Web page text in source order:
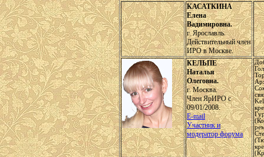
КАСАТКИНА
Елена
Вадимировна.
г. Ярославль.
Действительный член
ИРО в Москве.
КЕЛЬПЕ
Наталья
Олеговна.
г. Москва.
Член ЯрИРО с
09/01/2008.
E-mail
Участник и
модератор форума